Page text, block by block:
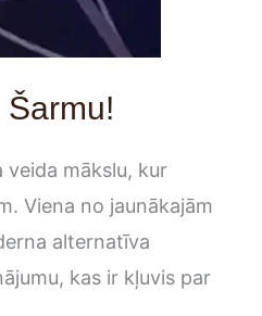
veida mākslu, kur
Viena no jaunākajām
alternatīva
kas ir kļuvis par